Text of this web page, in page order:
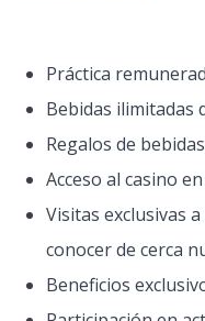
Práctica
Bebidas ilimitadas
Regalos de
Acceso al casino
Visitas exclusivas
conocer de cerca
Beneficios